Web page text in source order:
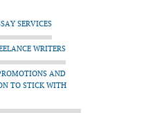
SERVICES
WRITERS
AND
TO STICK WITH